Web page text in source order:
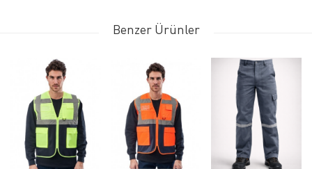
Benzer Ürünler